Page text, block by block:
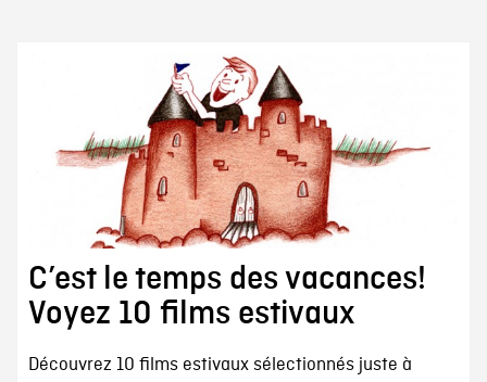
C’est le temps des vacances!
Voyez 10 films estivaux
Découvrez 10 films estivaux sélectionnés juste à